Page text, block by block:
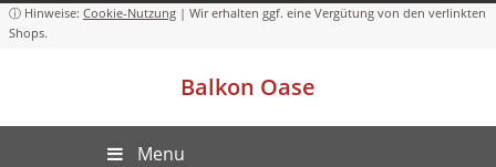
Cookie-Nutzung
Balkon Oase
Menu